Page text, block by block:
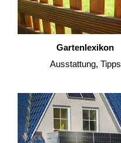
Gartenlexikon
Ausstattung, Tipps